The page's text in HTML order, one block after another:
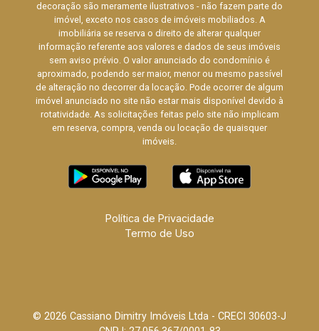
decoração são meramente ilustrativos - não fazem parte do
imóvel, exceto nos casos de imóveis mobiliados. A
imobiliária se reserva o direito de alterar qualquer
informação referente aos valores e dados de seus imóveis
sem aviso prévio. O valor anunciado do condomínio é
aproximado, podendo ser maior, menor ou mesmo passível
de alteração no decorrer da locação. Pode ocorrer de algum
imóvel anunciado no site não estar mais disponível devido à
rotatividade. As solicitações feitas pelo site não implicam
em reserva, compra, venda ou locação de quaisquer
imóveis.
Política de Privacidade
Termo de Uso
© 2026 Cassiano Dimitry Imóveis Ltda - CRECI 30603-J